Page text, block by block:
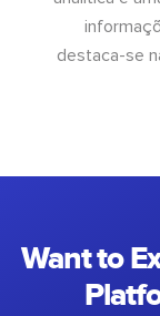
destaca-se
Want to